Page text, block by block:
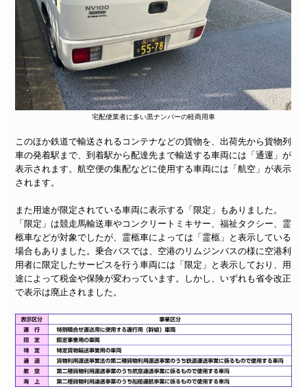
宅配便業者に多い黒ナンバーの軽商用車
このほか鉄道で輸送されるコンテナなどの貨物を、出荷先から貨物列
車の発着駅まで、到着駅から配達先まで輸送する車両には「通運」が
表示されます。航空便の集配などに使用する車両には「航空」が表示
されます。
また用途が限定されている車両に表示する「限定」もありました。
「限定」は競走馬輸送車やコンクリートミキサー、福祉タクシー、霊
柩車などが対象でしたが、霊柩車によっては「霊柩」と表示している
場合もありました。乗合バスでは、空港のリムジンバスの様に空港利
用者に限定したサービスを行う車両には「限定」と表示しており、用
途によって税金や保険が変わっています。しかし、いずれも省令改正
で表示は廃止されました。